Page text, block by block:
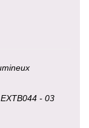
- 03